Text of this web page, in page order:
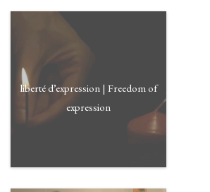
liberté d’expression | Freedom of
expression